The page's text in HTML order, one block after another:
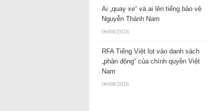
Ai „quay xe“ và ai lên tiếng bảo vệ
Nguyễn Thành Nam
06/08/2026
RFA Tiếng Việt lọt vào danh sách
„phản động“ của chính quyền Việt
Nam
06/08/2026